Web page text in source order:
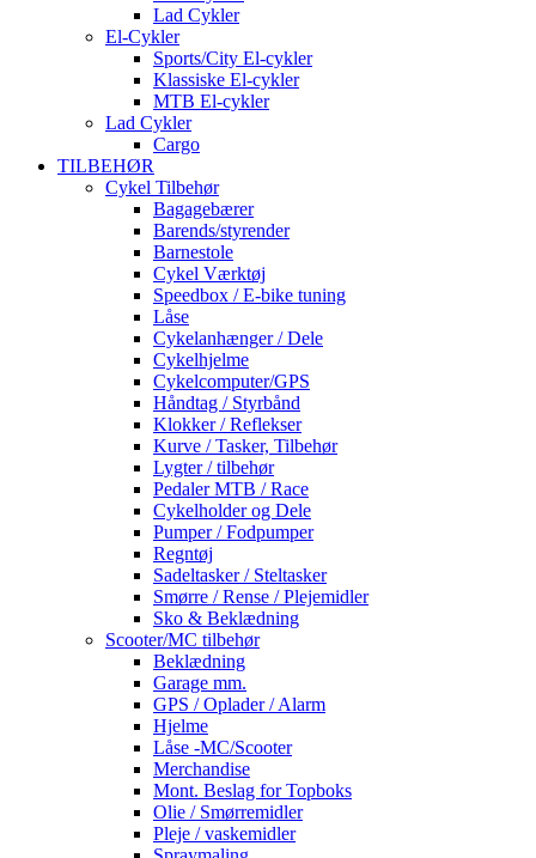
Lad Cykler
El-Cykler
Sports/City El-cykler
Klassiske El-cykler
MTB El-cykler
Lad Cykler
Cargo
TILBEHØR
Cykel Tilbehør
Bagagebærer
Barends/styrender
Barnestole
Cykel Værktøj
Speedbox / E-bike tuning
Låse
Cykelanhænger / Dele
Cykelhjelme
Cykelcomputer/GPS
Håndtag / Styrbånd
Klokker / Reflekser
Kurve / Tasker, Tilbehør
Lygter / tilbehør
Pedaler MTB / Race
Cykelholder og Dele
Pumper / Fodpumper
Regntøj
Sadeltasker / Steltasker
Smørre / Rense / Plejemidler
Sko & Beklædning
Scooter/MC tilbehør
Beklædning
Garage mm.
GPS / Oplader / Alarm
Hjelme
Låse -MC/Scooter
Merchandise
Mont. Beslag for Topboks
Olie / Smørremidler
Pleje / vaskemidler